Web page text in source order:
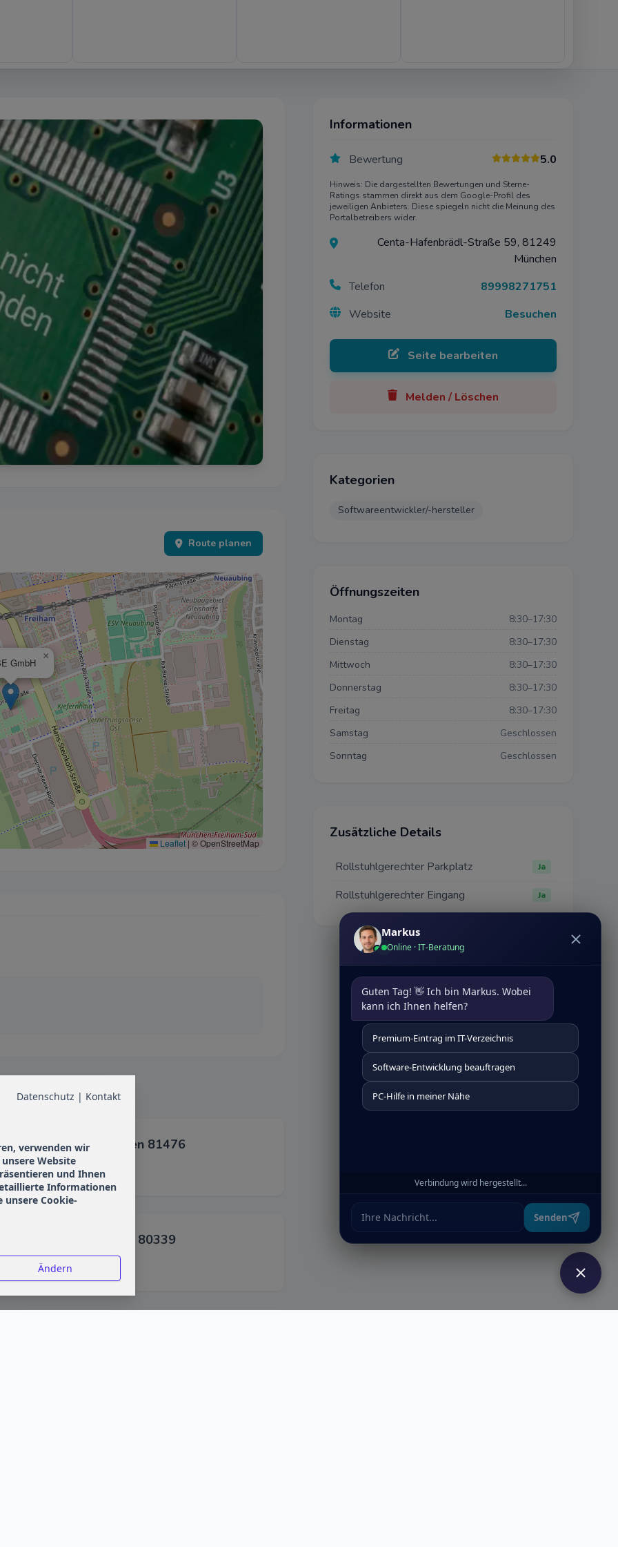
Route planen
GmbH
×
Leaflet | © OpenStreetMap
AMZOPT München 81476
andugo München 80339
Informationen
Bewertung 5.0
Hinweis: Die dargestellten Bewertungen und Sterne-
Ratings stammen direkt aus dem Google-Profil des
jeweiligen Anbieters. Diese spiegeln nicht die Meinung des
Portalbetreibers wider.
Centa-Hafenbrädl-Straße 59, 81249
München
Telefon
89998271751
Website
Besuchen
Seite bearbeiten
Melden / Löschen
Kategorien
Softwareentwickler/-hersteller
Öffnungszeiten
Montag
8:30–17:30
Dienstag
8:30–17:30
Mittwoch
8:30–17:30
Donnerstag
8:30–17:30
Freitag
8:30–17:30
Samstag
Geschlossen
Sonntag
Geschlossen
Zusätzliche Details
Rollstuhlgerechter Parkplatz Ja
Rollstuhlgerechter Eingang Ja
Datenschutz | Kontakt
verwenden wir
Website
und Ihnen
Informationen
unsere Cookie-
Ändern
für eine einwandfreie Funktionalität unserer Website erforderlich
System nicht deaktiviert werden.
mehr
auf Websites gesetzt, die Cloudflare verwenden, um ihre Ladezeiten
und um Bedrohungen abzuwehren. Es werden keine Informationen
der Benutzer gesammelt oder weitergegeben.
Cookies, um die Funktionalität zu verbessern und eine
ermöglichen, z. B. bei Live-Chats, Videos und der Nutzung von
mehr
über unsere Website von unseren Werbepartnern gesetzt.
alle Speichern
Markus
Online · IT-Beratung
Guten Tag! 👋 Ich bin Markus. Wobei
kann ich Ihnen helfen?
Premium-Eintrag im IT-Verzeichnis
Software-Entwicklung beauftragen
PC-Hilfe in meiner Nähe
Verbindung wird hergestellt...
Senden